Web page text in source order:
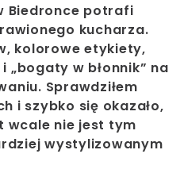
Biedronce potrafi
kucharza.
kolorowe etykiety,
„bogaty w błonnik” na
Sprawdziłem
i szybko się okazało,
wcale nie jest tym
wystylizowanym